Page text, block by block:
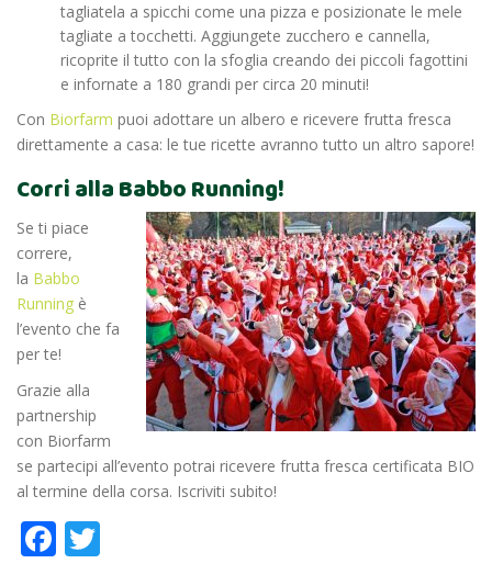
tagliatela a spicchi come una pizza e posizionate le mele
tagliate a tocchetti. Aggiungete zucchero e cannella,
ricoprite il tutto con la sfoglia creando dei piccoli fagottini
e infornate a 180 grandi per circa 20 minuti!
Con Biorfarm puoi adottare un albero e ricevere frutta fresca
direttamente a casa: le tue ricette avranno tutto un altro sapore!
Corri alla Babbo Running!
Se ti piace
correre,
la Babbo
Running è
l’evento che fa
per te!
Grazie alla
partnership
con Biorfarm
se partecipi all’evento potrai ricevere frutta fresca certificata BIO
al termine della corsa. Iscriviti subito!
Facebook